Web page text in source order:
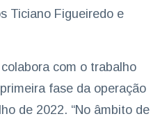
Ticiano Figueiredo e
com o trabalho
fase da operação
de 2022. “No âmbito de